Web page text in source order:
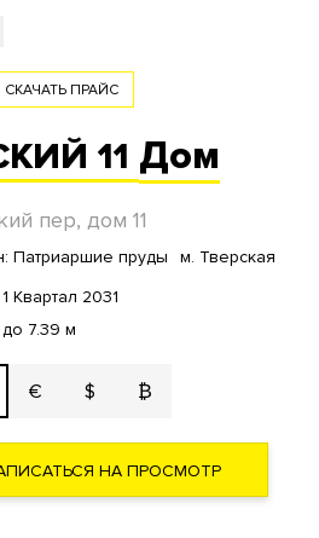
СКАЧАТЬ ПРАЙС
11 Дом
пер, дом 11
Патриаршие пруды
м. Тверская
1 Квартал 2031
до 7.39 м
€ $ ₿
НА ПРОСМОТР